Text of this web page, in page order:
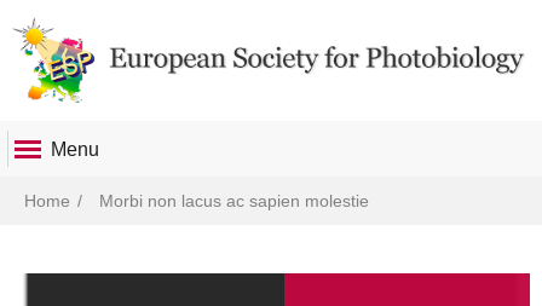
Menu
Breadcrumb
Home Morbi non lacus ac sapien molestie